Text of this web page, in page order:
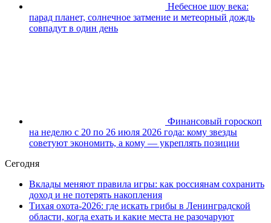
Небесное шоу века:
парад планет, солнечное затмение и метеорный дождь
совпадут в один день
Финансовый гороскоп
на неделю с 20 по 26 июля 2026 года: кому звезды
советуют экономить, а кому — укреплять позиции
Сегодня
Вклады меняют правила игры: как россиянам сохранить
доход и не потерять накопления
Тихая охота-2026: где искать грибы в Ленинградской
области, когда ехать и какие места не разочаруют